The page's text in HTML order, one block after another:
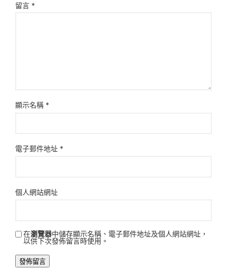
留言 *
顯示名稱 *
電子郵件地址 *
個人網站網址
在瀏覽器中儲存顯示名稱、電子郵件地址及個人網站網址，
以供下次發佈留言時使用。